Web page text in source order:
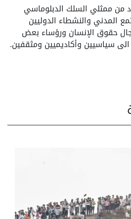
ممثلي السلك الدبلوماسي
المدني والنشطاء الدوليين
حقوق الإنسان ورؤساء بعض
سياسيين وأكاديميين ومثقفين.